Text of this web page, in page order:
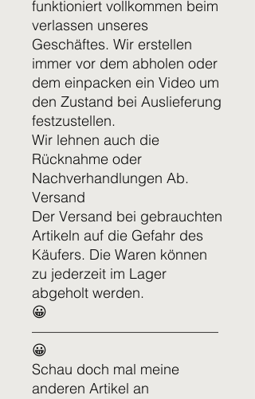
funktioniert vollkommen beim
verlassen unseres
Geschäftes. Wir erstellen
immer vor dem abholen oder
dem einpacken ein Video um
den Zustand bei Auslieferung
festzustellen.
Wir lehnen auch die
Rücknahme oder
Nachverhandlungen Ab.
Versand
Der Versand bei gebrauchten
Artikeln auf die Gefahr des
Käufers. Die Waren können
zu jederzeit im Lager
abgeholt werden.
😀
—————————————
😀
Schau doch mal meine
anderen Artikel an